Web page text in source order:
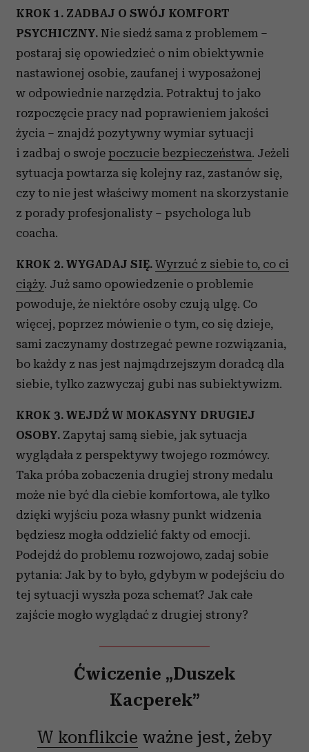
KROK 1. ZADBAJ O SWÓJ KOMFORT
PSYCHICZNY. Nie siedź sama z problemem –
postaraj się opowiedzieć o nim obiektywnie
nastawionej osobie, zaufanej i wyposażonej
w odpowiednie narzędzia. Potraktuj to jako
rozpoczęcie pracy nad poprawieniem jakości
życia – znajdź pozytywny wymiar sytuacji
i zadbaj o swoje poczucie bezpieczeństwa. Jeżeli
sytuacja powtarza się kolejny raz, zastanów się,
czy to nie jest właściwy moment na skorzystanie
z porady profesjonalisty – psychologa lub
coacha.
KROK 2. WYGADAJ SIĘ. Wyrzuć z siebie to, co ci
ciąży. Już samo opowiedzenie o problemie
powoduje, że niektóre osoby czują ulgę. Co
więcej, poprzez mówienie o tym, co się dzieje,
sami zaczynamy dostrzegać pewne rozwiązania,
bo każdy z nas jest najmądrzejszym doradcą dla
siebie, tylko zazwyczaj gubi nas subiektywizm.
KROK 3. WEJDŹ W MOKASYNY DRUGIEJ
OSOBY. Zapytaj samą siebie, jak sytuacja
wyglądała z perspektywy twojego rozmówcy.
Taka próba zobaczenia drugiej strony medalu
może nie być dla ciebie komfortowa, ale tylko
dzięki wyjściu poza własny punkt widzenia
będziesz mogła oddzielić fakty od emocji.
Podejdź do problemu rozwojowo, zadaj sobie
pytania: Jak by to było, gdybym w podejściu do
tej sytuacji wyszła poza schemat? Jak całe
zajście mogło wyglądać z drugiej strony?
Ćwiczenie „Duszek
Kacperek”
W konflikcie ważne jest, żeby